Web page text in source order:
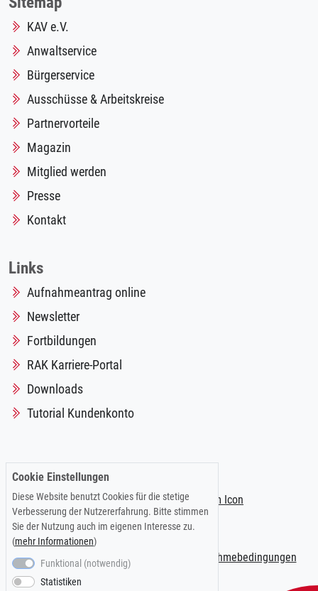
KAV e.V.
Anwaltservice
Bürgerservice
Ausschüsse & Arbeitskreise
Partnervorteile
Magazin
Mitglied werden
Presse
Kontakt
Links
Aufnahmeantrag online
Newsletter
Fortbildungen
RAK Karriere-Portal
Downloads
Tutorial Kundenkonto
Impressum |Datenschutzerklärung Teilnahmebedingungen
Cookie Einstellungen
Diese Website benutzt Cookies für die stetige
Verbesserung der Nutzererfahrung. Bitte stimmen
Sie der Nutzung auch im eigenen Interesse zu.
(mehr Informationen)
Funktional (notwendig)
Statistiken